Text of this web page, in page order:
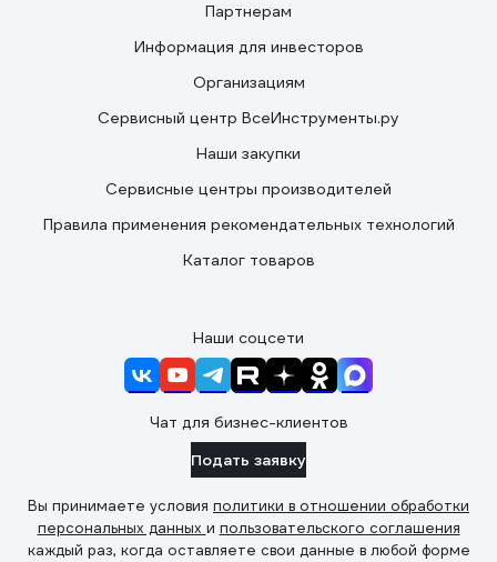
Партнерам
Информация для инвесторов
Организациям
Сервисный центр ВсеИнструменты.ру
Наши закупки
Сервисные центры производителей
Правила применения рекомендательных технологий
Каталог товаров
Наши соцсети
Чат для бизнес-клиентов
Подать заявку
Вы принимаете условия политики в отношении обработки
персональных данных и пользовательского соглашения
каждый раз, когда оставляете свои данные в любой форме